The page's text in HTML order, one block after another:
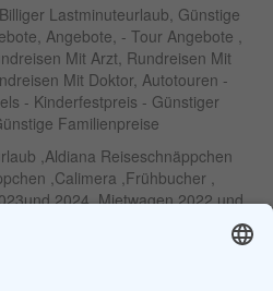
Lastminuteurlaub, Günstige
Angebote, - Tour Angebote ,
Mit Arzt, Rundreisen Mit
Mit Doktor, Autotouren -
- Kinderfestpreis - Günstiger
Familienpreise
,Aldiana Reiseschnäppchen
,Calimera ,Frühbucher ,
2024 ,Mietwagen 2022 und
, Silvesterreisen 2022 und 2032,
Angebote, Touren,Angebote Für